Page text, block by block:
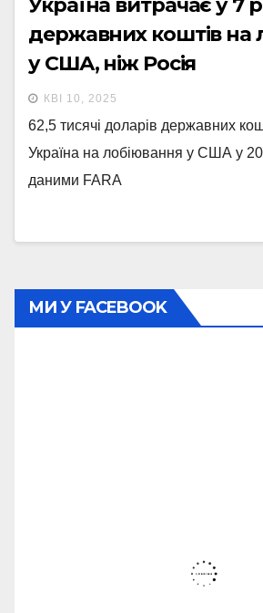
державних коштів на
у США, ніж Росія
КВІ 10, 2025
62,5 тисячі доларів державних
Україна на лобіювання у США у
даними FARA
МИ У FACEBOOK